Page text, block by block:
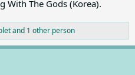
With The Gods (Korea).
and 1 other person